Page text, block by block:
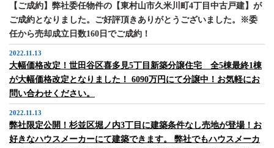
【ご成約】弊社委任物件の【東村山市久米川町4丁目中古戸建】が
ご成約となりました。ご好評頂きありがとうございました。※委
任から売却成立日数160日でご成約！
2022.11.13
大幅価格改定！世田谷区喜多見5丁目新築分譲住宅 全5棟最終1棟
が大幅価格改定となりました！ 6090万円にて分譲中！お気軽にお
問い合わせください。
2022.11.13
弊社限定公開！杉並区堀ノ内3丁目に建築条件なし売地が登場！お
好きなハウスメーカーにて建築できます。 弊社でもハウスメーカ